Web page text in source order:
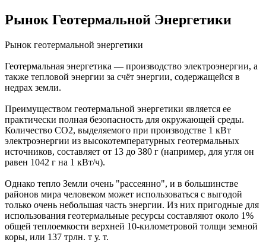
Рынок Геотермальной Энергетики
Рынок геотермальной энергетики
Геотермальная энергетика — производство электроэнергии, а
также тепловой энергии за счёт энергии, содержащейся в
недрах земли.
Преимуществом геотермальной энергетики является ее
практически полная безопасность для окружающей среды.
Количество СО2, выделяемого при производстве 1 кВт
электроэнергии из высокотемпературных геотермальных
источников, составляет от 13 до 380 г (например, для угля он
равен 1042 г на 1 кВт/ч).
Однако тепло Земли очень "рассеянно", и в большинстве
районов мира человеком может использоваться с выгодой
только очень небольшая часть энергии. Из них пригодные для
использования геотермальные ресурсы составляют около 1%
общей теплоемкости верхней 10-километровой толщи земной
коры, или 137 трлн. т у. т.